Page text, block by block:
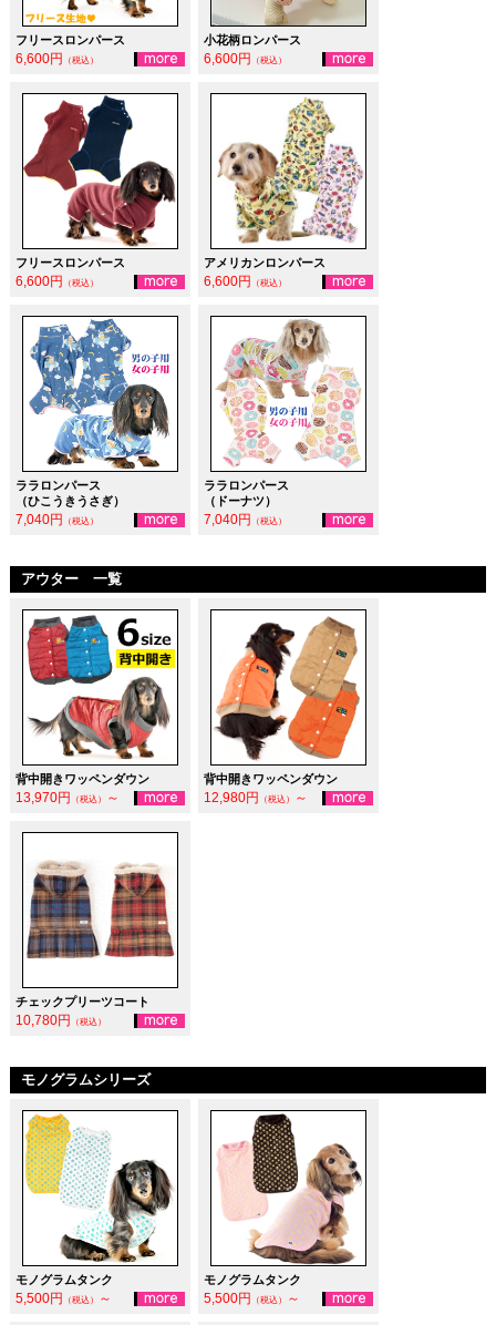
フリースロンパース
6,600円 （税込）
小花柄ロンパース
6,600円 （税込）
フリースロンパース
6,600円 （税込）
アメリカンロンパース
6,600円 （税込）
ララロンパース
（ひこうきうさぎ）
7,040円 （税込）
ララロンパース
（ドーナツ）
7,040円 （税込）
アウター 一覧
背中開きワッペンダウン
13,970円 （税込） ～
背中開きワッペンダウン
12,980円 （税込） ～
チェックプリーツコート
10,780円 （税込）
モノグラムシリーズ
モノグラムタンク
5,500円 （税込） ～
モノグラムタンク
5,500円 （税込） ～